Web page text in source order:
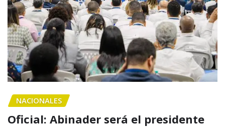
NACIONALES
Oficial: Abinader será el presidente